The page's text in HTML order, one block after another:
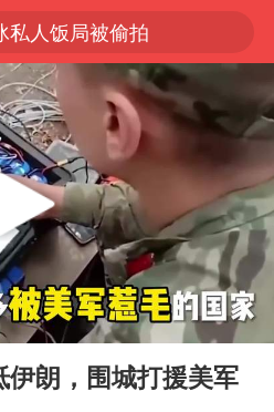
私人饭局被偷拍
台风“白海豚”登陆 各地各部门全力应对
卫士110 HSE限时降价
我国发现稀散金属独立新矿物——乌斯河锗矿
鼓励居家办公
银行上调存款利率
阳加盟《披荆斩棘》
新疆生产建设兵团生态环境局原局长被查
05:51
朗，围城打援美军